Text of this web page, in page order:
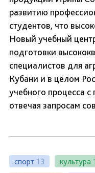
развитию
студентов, что
Новый учебный
подготовки
специалистов для
Кубани и в целом
учебного процесса
отвечая запросам
спорт 13 культура